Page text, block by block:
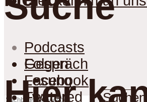
Suchen
Hier
Folgen
Facebook
Twitter
Podcasts
Gespräch
Lesung
Featured